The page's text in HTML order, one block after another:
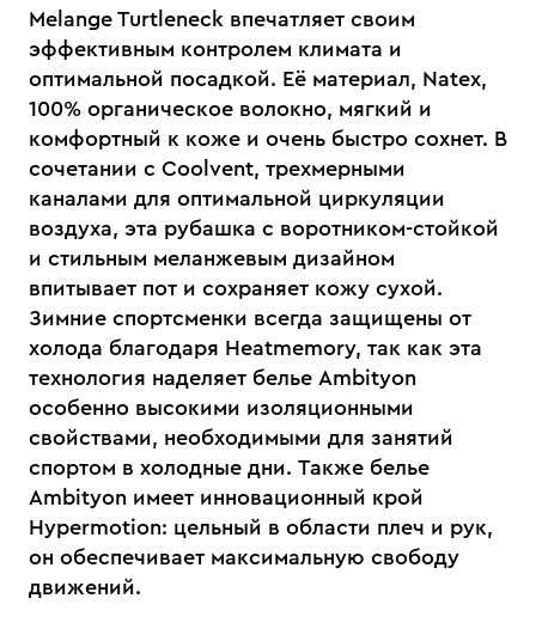
Melange Turtleneck впечатляет своим
эффективным контролем климата и
оптимальной посадкой. Её материал, Natex,
100% органическое волокно, мягкий и
комфортный к коже и очень быстро сохнет. В
сочетании с Coolvent, трехмерными
каналами для оптимальной циркуляции
воздуха, эта рубашка с воротником-стойкой
и стильным меланжевым дизайном
впитывает пот и сохраняет кожу сухой.
Зимние спортсменки всегда защищены от
холода благодаря Heatmemory, так как эта
технология наделяет белье Ambityon
особенно высокими изоляционными
свойствами, необходимыми для занятий
спортом в холодные дни. Также белье
Ambityon имеет инновационный крой
Hypermotion: цельный в области плеч и рук,
он обеспечивает максимальную свободу
движений.